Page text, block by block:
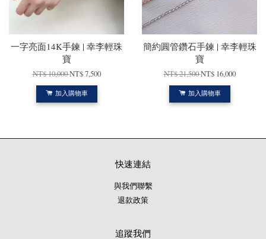
一字亮面14K手鍊 | 幸李輕珠
寶
NT$ 10,000NT$ 7,500
加入購物車
簡約圓管鑽石手鍊 | 幸李輕珠
寶
NT$ 21,500NT$ 16,000
加入購物車
快速連結
與我們聯繫
退款政策
追蹤我們